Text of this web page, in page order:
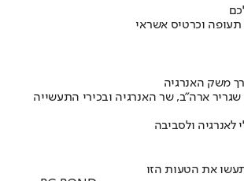
משק האנרגיה
ארה"ב, שר האנרגיה ובכירי התעשייה
לאנרגיה ולסביבה
את הטעות הזו